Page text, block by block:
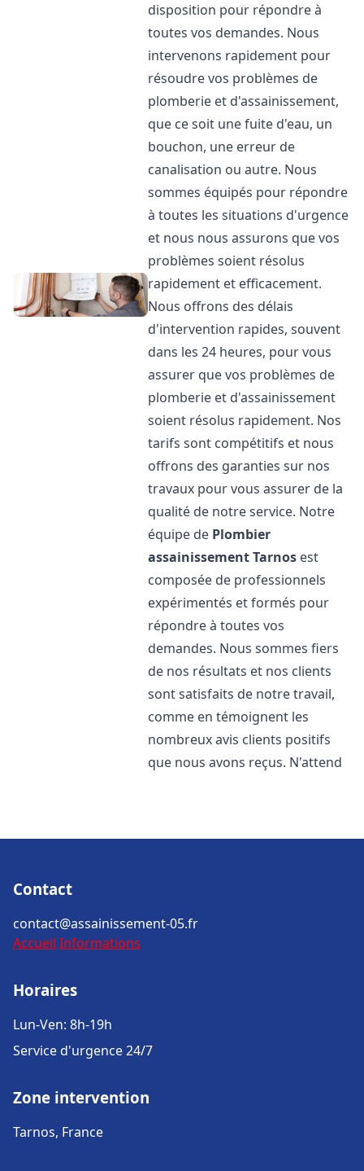
disposition pour répondre à
toutes vos demandes. Nous
intervenons rapidement pour
résoudre vos problèmes de
plomberie et d'assainissement,
que ce soit une fuite d'eau, un
bouchon, une erreur de
canalisation ou autre. Nous
sommes équipés pour répondre
à toutes les situations d'urgence
et nous nous assurons que vos
problèmes soient résolus
rapidement et efficacement.
Nous offrons des délais
d'intervention rapides, souvent
dans les 24 heures, pour vous
assurer que vos problèmes de
plomberie et d'assainissement
soient résolus rapidement. Nos
tarifs sont compétitifs et nous
offrons des garanties sur nos
travaux pour vous assurer de la
qualité de notre service. Notre
équipe de Plombier
assainissementTarnos est
composée de professionnels
expérimentés et formés pour
répondre à toutes vos
demandes. Nous sommes fiers
de nos résultats et nos clients
sont satisfaits de notre travail,
comme en témoignent les
nombreux avis clients positifs
que nous avons reçus. N'attend
Contact
contact@assainissement-05.fr
Accueil Informations
Horaires
Lun-Ven: 8h-19h
Service d'urgence 24/7
Zone intervention
Tarnos, France